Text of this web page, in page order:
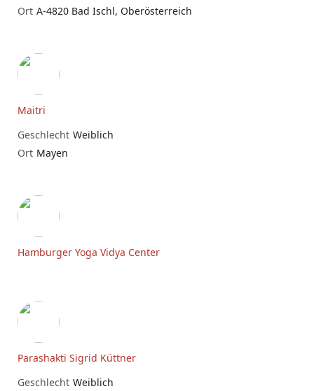
Ort A-4820 Bad Ischl, Oberösterreich
Maitri
Geschlecht Weiblich
Ort Mayen
Hamburger Yoga Vidya Center
Parashakti Sigrid Küttner
Geschlecht Weiblich